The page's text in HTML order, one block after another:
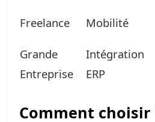
Freelance Mobilité
Grande
Entreprise
Intégration
ERP
Comment choisir